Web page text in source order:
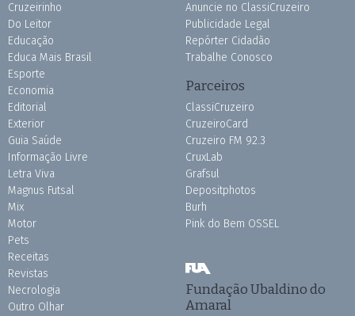
Cruzeirinho
Do Leitor
Educação
Educa Mais Brasil
Esporte
Economia
Editorial
Exterior
Guia Saúde
Informação Livre
Letra Viva
Magnus Futsal
Mix
Motor
Pets
Receitas
Revistas
Necrologia
Outro Olhar
Anuncie no ClassiCruzeiro
Publicidade Legal
Repórter Cidadão
Trabalhe Conosco
Parceiros
ClassiCruzeiro
CruzeiroCard
Cruzeiro FM 92.3
CruxLab
Grafsul
Depositphotos
Burh
Pink do Bem OSSEL
Fundação Ubaldino do
Amaral